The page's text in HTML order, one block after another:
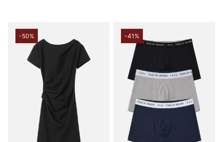
-50% -41%